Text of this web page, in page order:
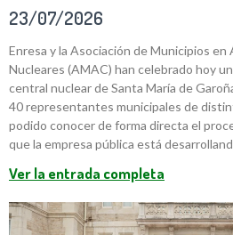
23/07/2026
Enresa y la Asociación de Municipios en
Nucleares (AMAC) han celebrado hoy
central nuclear de Santa María de
40 representantes municipales de
podido conocer de forma directa el
que la empresa pública está
Ver la entrada completa